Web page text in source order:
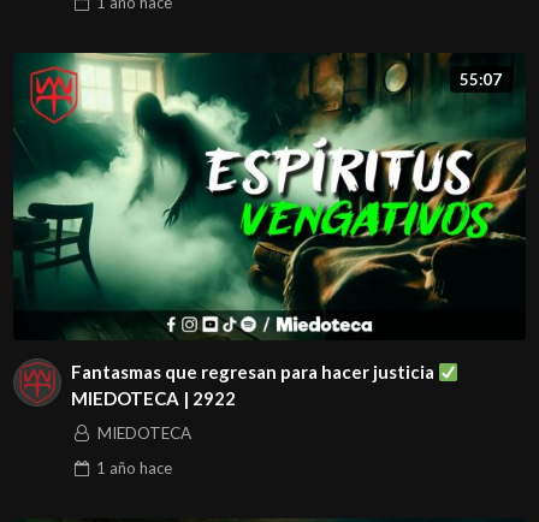
55:07
Fantasmas que regresan para hacer justicia
MIEDOTECA | 2922
MIEDOTECA
1 año hace